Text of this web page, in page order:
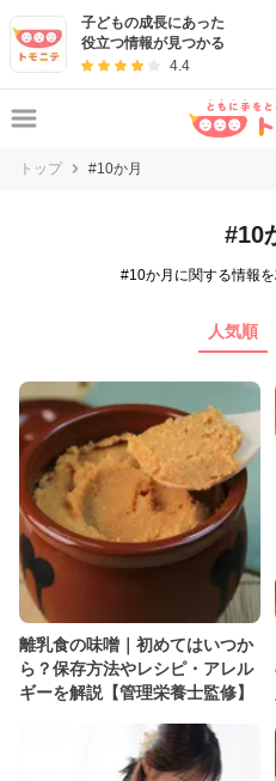
子どもの成長にあった
役立つ情報が見つかる
4.4
トップ #10か月
#10
#10か月に関する情報を
人気順
離乳食の味噌｜初めてはいつか
ら？保存方法やレシピ・アレル
ギーを解説【管理栄養士監修】